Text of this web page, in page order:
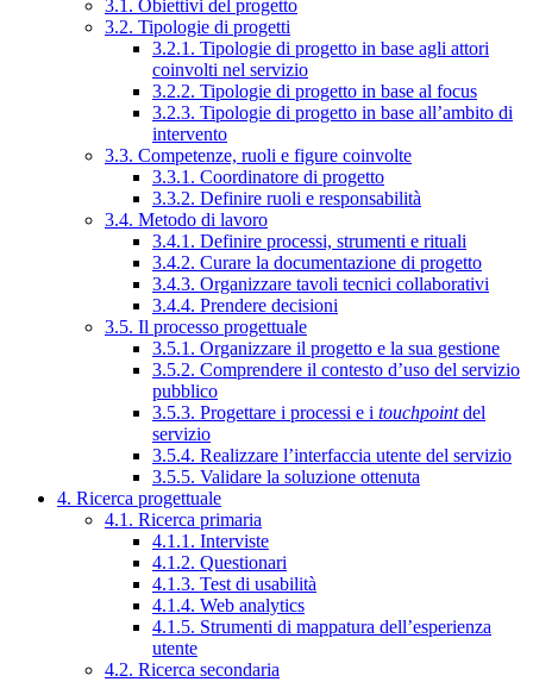
3.1. Obiettivi del progetto
3.2. Tipologie di progetti
3.2.1. Tipologie di progetto in base agli attori
coinvolti nel servizio
3.2.2. Tipologie di progetto in base al focus
3.2.3. Tipologie di progetto in base all’ambito di
intervento
3.3. Competenze, ruoli e figure coinvolte
3.3.1. Coordinatore di progetto
3.3.2. Definire ruoli e responsabilità
3.4. Metodo di lavoro
3.4.1. Definire processi, strumenti e rituali
3.4.2. Curare la documentazione di progetto
3.4.3. Organizzare tavoli tecnici collaborativi
3.4.4. Prendere decisioni
3.5. Il processo progettuale
3.5.1. Organizzare il progetto e la sua gestione
3.5.2. Comprendere il contesto d’uso del servizio
pubblico
3.5.3. Progettare i processi e i touchpointdel
servizio
3.5.4. Realizzare l’interfaccia utente del servizio
3.5.5. Validare la soluzione ottenuta
4. Ricerca progettuale
4.1. Ricerca primaria
4.1.1. Interviste
4.1.2. Questionari
4.1.3. Test di usabilità
4.1.4. Web analytics
4.1.5. Strumenti di mappatura dell’esperienza
utente
4.2. Ricerca secondaria